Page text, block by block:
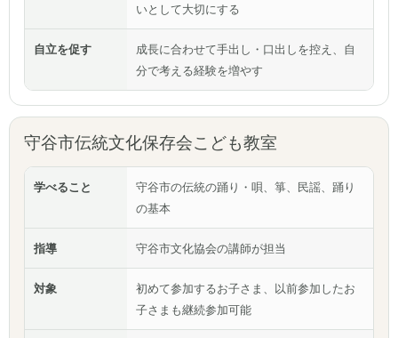
いとして大切にする
自立を促す
成長に合わせて手出し・口出しを控え、自
分で考える経験を増やす
守谷市伝統文化保存会こども教室
学べること
守谷市の伝統の踊り・唄、箏、民謡、踊り
の基本
指導 守谷市文化協会の講師が担当
対象
初めて参加するお子さま、以前参加したお
子さまも継続参加可能